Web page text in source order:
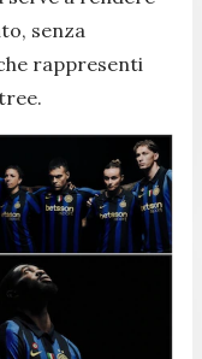
senza
rappresenti